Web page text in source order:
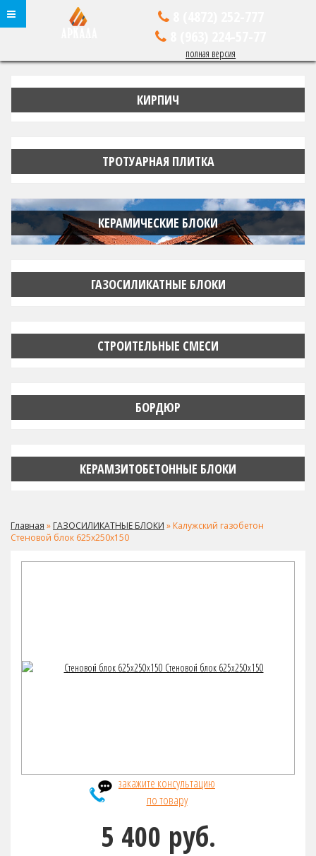
полная версия
КИРПИЧ
ТРОТУАРНАЯ ПЛИТКА
КЕРАМИЧЕСКИЕ БЛОКИ
ГАЗОСИЛИКАТНЫЕ БЛОКИ
СТРОИТЕЛЬНЫЕ СМЕСИ
БОРДЮР
КЕРАМЗИТОБЕТОННЫЕ БЛОКИ
Главная » ГАЗОСИЛИКАТНЫЕ БЛОКИ » Калужский газобетон
Стеновой блок 625х250х150
закажите консультацию
по товару
5 400 руб.